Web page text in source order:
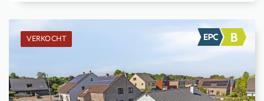
VERKOCHT
Verkocht: Woning